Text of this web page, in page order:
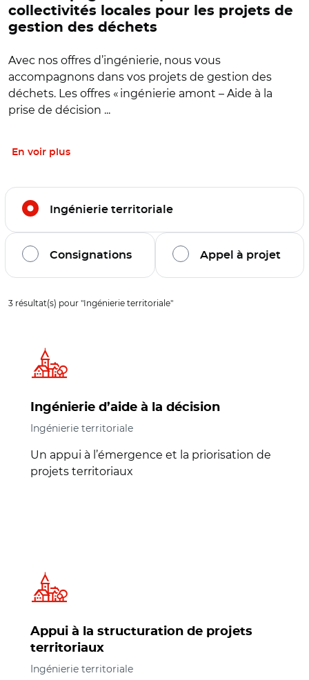
collectivités locales pour les projets de
gestion des déchets
Avec nos offres d’ingénierie, nous vous
accompagnons dans vos projets de gestion des
déchets. Les offres « ingénierie amont – Aide à la
prise de décision ...
En voir plus
Filtrer l'offre par thématiques
Ingénierie territoriale
Consignations Appel à projet
Filtrage de l'offre sur la thématique :
3 résultat(s) pour "Ingénierie territoriale"
Ingénierie d’aide à la décision
Ingénierie territoriale
Un appui à l’émergence et la priorisation de
projets territoriaux
Appui à la structuration de projets
territoriaux
Ingénierie territoriale